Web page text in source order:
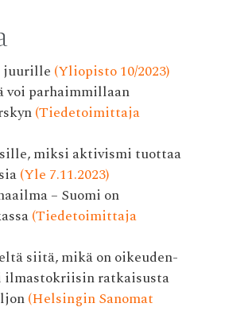
juurille (Yliopisto 10/2023)
voi parhaimmillaan
(Tiedetoimittaja
miksi aktivismi tuottaa
(Yle 7.11.2023)
– Suomi on
(Tiedetoimittaja
siitä, mikä on oikeuden­
ilmasto­kriisin ratkaisusta
(Helsingin Sanomat